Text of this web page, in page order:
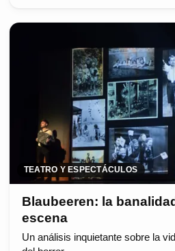
TEATRO Y ESPECTÁCULOS
Blaubeeren: la
escena
Un análisis inquietante sobre la